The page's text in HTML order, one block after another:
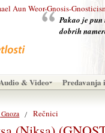
Pakao je
dobrih
& Video Predavanja
Rečnici